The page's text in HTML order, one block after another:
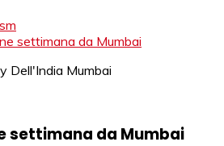
settimana da Mumbai
settimana da Mumbai